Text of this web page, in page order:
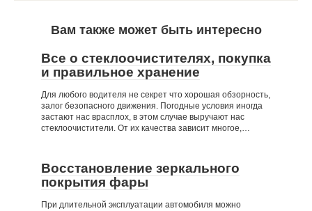
Вам также может быть интересно
Все о стеклоочистителях, покупка
и правильное хранение
Для любого водителя не секрет что хорошая обзорность,
залог безопасного движения. Погодные условия иногда
застают нас врасплох, в этом случае выручают нас
стеклоочистители. От их качества зависит многое,…
Восстановление зеркального
покрытия фары
При длительной эксплуатации автомобиля можно